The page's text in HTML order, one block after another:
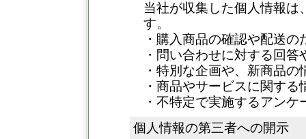
当社が収集した個人情報は
す。
・購入商品の確認や配送の
・問い合わせに対する回
・特別な企画や、新商品
・商品やサービスに関す
・不特定で実施するアン
個人情報の第三者への開示